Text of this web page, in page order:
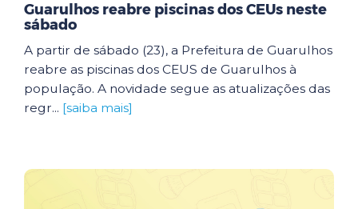
Guarulhos reabre piscinas dos CEUs neste
sábado
A partir de sábado (23), a Prefeitura de Guarulhos
reabre as piscinas dos CEUS de Guarulhos à
população. A novidade segue as atualizações das
regr... [saiba mais]